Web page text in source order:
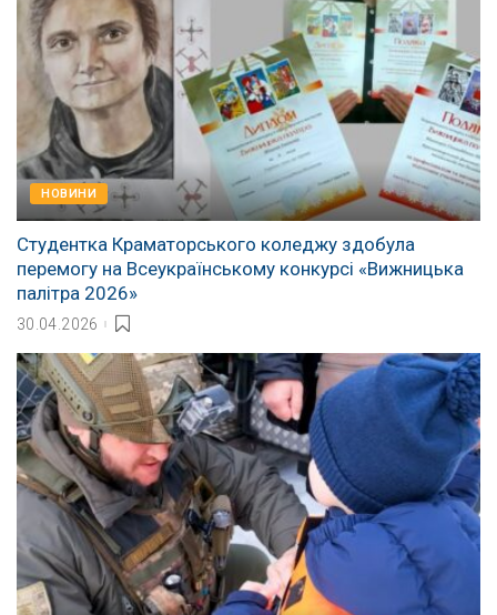
НОВИНИ
Студентка Краматорського коледжу здобула
перемогу на Всеукраїнському конкурсі «Вижницька
палітра 2026»
30.04.2026